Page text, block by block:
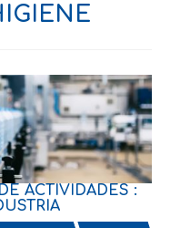
ACTIVIDADES :